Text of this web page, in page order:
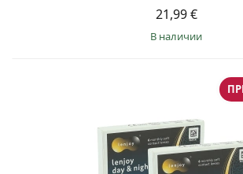
21,99 €
в наличии